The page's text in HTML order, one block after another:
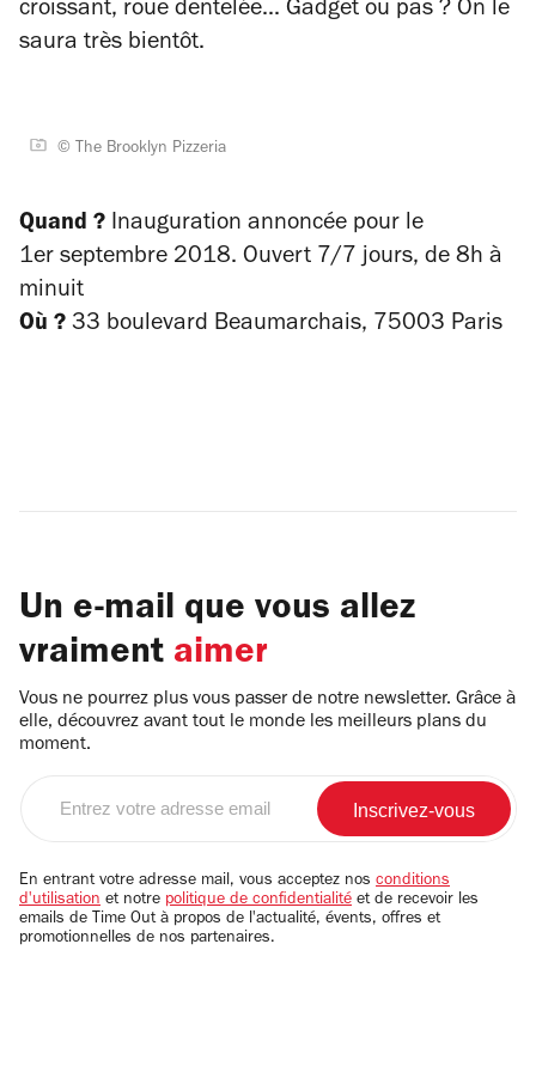
croissant, roue dentelée... Gadget ou pas ? On le
saura très bientôt.
© The Brooklyn Pizzeria
Quand ? Inauguration annoncée pour le
1er septembre 2018. Ouvert 7/7 jours, de 8h à
minuit
Où ? 33 boulevard Beaumarchais, 75003 Paris
Un e-mail que vous allez
vraiment aimer
Vous ne pourrez plus vous passer de notre newsletter. Grâce à
elle, découvrez avant tout le monde les meilleurs plans du
moment.
email
En entrant votre adresse mail, vous acceptez nos conditions
d'utilisation et notre politique de confidentialité et de recevoir les
emails de Time Out à propos de l'actualité, évents, offres et
promotionnelles de nos partenaires.